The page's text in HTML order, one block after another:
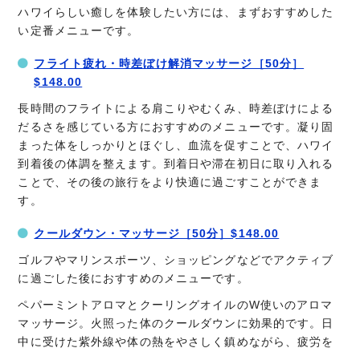
ハワイらしい癒しを体験したい方には、まずおすすめした
い定番メニューです。
フライト疲れ・時差ぼけ解消マッサージ［50分］
$148.00
長時間のフライトによる肩こりやむくみ、時差ぼけによる
だるさを感じている方におすすめのメニューです。凝り固
まった体をしっかりとほぐし、血流を促すことで、ハワイ
到着後の体調を整えます。到着日や滞在初日に取り入れる
ことで、その後の旅行をより快適に過ごすことができま
す。
クールダウン・マッサージ［50分］$148.00
ゴルフやマリンスポーツ、ショッピングなどでアクティブ
に過ごした後におすすめのメニューです。
ペパーミントアロマとクーリングオイルのW使いのアロマ
マッサージ。火照った体のクールダウンに効果的です。日
中に受けた紫外線や体の熱をやさしく鎮めながら、疲労を